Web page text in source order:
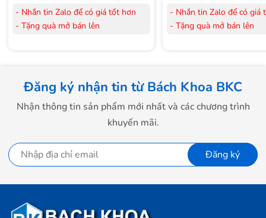
Trạm sạc đa năng của Dreame L20 Ultra đã được nâng
kế tối ưu hơn so với các phiên bản trước, trạm sạc đa
trình sạc và bảo quản robot hút bụiDreameL20 Ultra.
- Nhắn tin Zalo để có giá tốt hơn
- Tặng quà mở bán lên
- Tặng Voucher trị giá150.000đkhi
mua Máy lọc Không khí
- Cam kết hàng mới 100%.
- Lắp đặt, HDSD tại nhà nội thành
- Vận chuyển Toàn Quốc.
- Bảo hành 24 tháng chính hãng
- Nhắn tin Zalo để có giá
- Tặng quà mở bán lên
- Tặng Voucher trị giá
mua Máy lọc Không khí
- Cam kết hàng mới
- Vận chuyển Toàn Quốc.
- Bảo hành 36 tháng
Đăng ký nhận tin từ Bách Khoa BKC
Nhận thông tin sản phẩm mới nhất và các chương trình
khuyến mãi.
Đăng ký